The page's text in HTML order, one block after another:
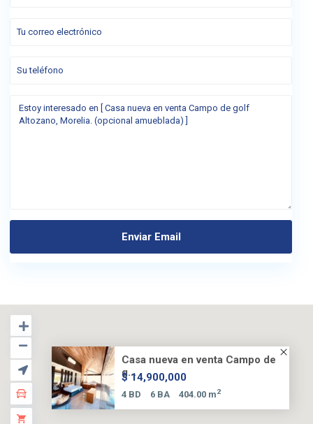
Casa nueva en venta Campo de
g...
$ 14,900,000
4 BD 6 BA 404.00 m2